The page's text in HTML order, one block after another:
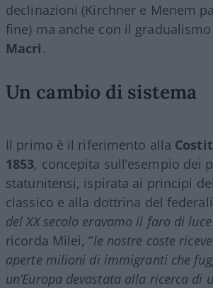
declinazioni (Kirchner e Menem
fine) ma anche con il
Macri.
Un cambio di sistema
Il primo è il riferimento alla
1853, concepita sull’esempio dei
statunitensi, ispirata ai principi
classico e alla dottrina del
del XX secolo eravamo il faro di luce
ricorda Milei, “le nostre coste
aperte milioni di immigranti che
un’Europa devastata alla ricerca di